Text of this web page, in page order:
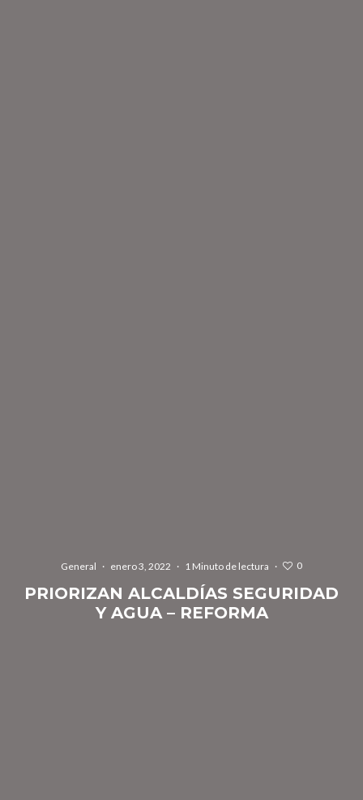
General · enero 3, 2022 · 1 Minuto de lectura · 0
PRIORIZAN ALCALDÍAS SEGURIDAD
Y AGUA – REFORMA